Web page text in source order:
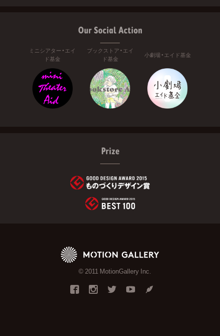
Our Social Action
ミニシアター・エイ
ド基金
ブックストア・エイ
ド基金
小劇場・エイド基金
Prize
© 2011 MotionGallery Inc.